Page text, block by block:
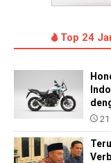
Top 24